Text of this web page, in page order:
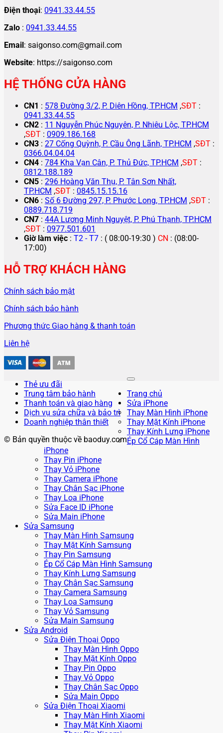
Điện thoại: 0941.33.44.55
Zalo : 0941.33.44.55
Email: saigonso.com@gmail.com
Website: https://saigonso.com
HỆ THỐNG CỬA HÀNG
CN1 : 578 Đường 3/2, P. Diên Hồng, TP.HCM ,SĐT :
0941.33.44.55
CN2 : 11 Nguyễn Phúc Nguyên, P. Nhiêu Lộc, TP.HCM
,SĐT : 0909.186.168
CN3 : 27 Cống Quỳnh, P. Cầu Ông Lãnh, TP.HCM ,SĐT :
0366.04.04.04
CN4 : 784 Kha Vạn Cân, P. Thủ Đức, TP.HCM ,SĐT :
0812.188.189
CN5 : 296 Hoàng Văn Thụ, P. Tân Sơn Nhất,
TP.HCM ,SĐT : 0845.15.15.16
CN6 : Số 6 Đường 297, P. Phước Long, TP.HCM ,SĐT :
0889.718.719
CN7 : 44A Lương Minh Nguyệt, P. Phú Thạnh, TP.HCM
,SĐT : 0977.501.601
Giờ làm việc : T2 - T7 : ( 08:00-19:30 ) CN : (08:00-
17:00)
HỖ TRỢ KHÁCH HÀNG
Chính sách bảo mật
Chính sách bảo hành
Phương thức Giao hàng & thanh toán
Liên hệ
Thẻ ưu đãi
Trung tâm bảo hành
Thanh toán và giao hàng
Dịch vụ sửa chữa và bảo trì
Doanh nghiệp thân thiết
© Bản quyền thuộc về baoduy.com
Trang chủ
Sửa iPhone
Thay Màn Hình iPhone
Thay Mặt Kính iPhone
Thay Kính Lưng iPhone
Ép Cổ Cáp Màn Hình
iPhone
Thay Pin iPhone
Thay Vỏ iPhone
Thay Camera iPhone
Thay Chân Sạc iPhone
Thay Loa iPhone
Sửa Face ID iPhone
Sửa Main iPhone
Sửa Samsung
Thay Màn Hình Samsung
Thay Mặt Kính Samsung
Thay Pin Samsung
Ép Cổ Cáp Màn Hình Samsung
Thay Kính Lưng Samsung
Thay Chân Sạc Samsung
Thay Camera Samsung
Thay Loa Samsung
Thay Vỏ Samsung
Sửa Main Samsung
Sửa Android
Sửa Điện Thoại Oppo
Thay Màn Hình Oppo
Thay Mặt Kính Oppo
Thay Pin Oppo
Thay Vỏ Oppo
Thay Chân Sạc Oppo
Sửa Main Oppo
Sửa Điện Thoại Xiaomi
Thay Màn Hình Xiaomi
Thay Mặt Kính Xiaomi